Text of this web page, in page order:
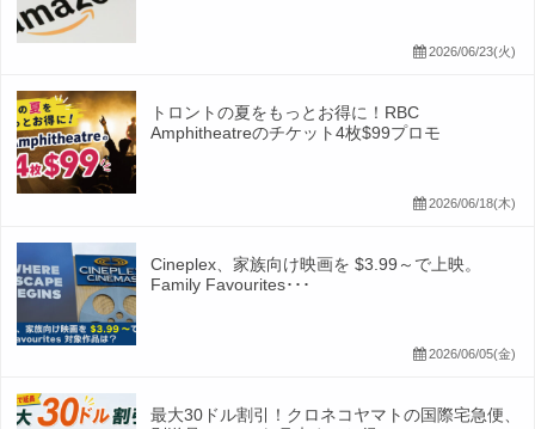
2026/06/23(火)
トロントの夏をもっとお得に！RBC
Amphitheatreのチケット4枚$99プロモ
2026/06/18(木)
Cineplex、家族向け映画を $3.99～で上映。
Family Favourites･･･
2026/06/05(金)
最大30ドル割引！クロネコヤマトの国際宅急便、